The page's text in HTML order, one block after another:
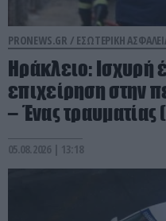
PRONEWS.GR / ΕΣΩΤΕΡΙΚΗ
Ηράκλειο: Ισχυρή
επιχείρηση στην
– Ένας τραυματίας
05.08.2026 | 13:18